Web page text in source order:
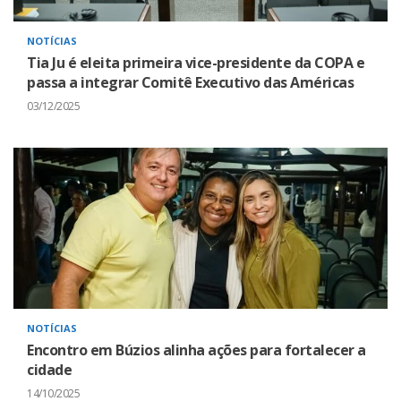
NOTÍCIAS
Tia Ju é eleita primeira vice-presidente da COPA e
passa a integrar Comitê Executivo das Américas
03/12/2025
NOTÍCIAS
Encontro em Búzios alinha ações para fortalecer a
cidade
14/10/2025